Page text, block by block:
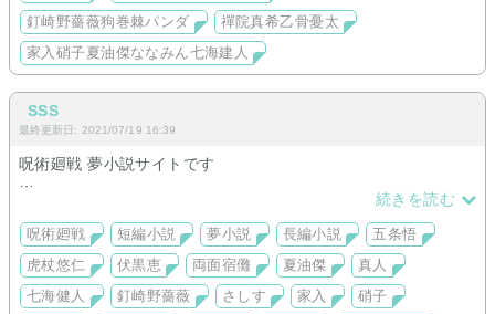
釘崎野薔薇狗巻棘パンダ
禪院真希乙骨憂太
家入硝子夏油傑ななみん七海建人
SSS
最終更新日: 2021/07/19 16:39
呪術廻戦 夢小説サイトです
続きを読む
呪術廻戦 短編小説 夢小説 長編小説
五条悟
虎杖悠仁
伏黒恵 両面宿儺 夏油傑
真人
七海健人
釘崎野薔薇 さしす 家入
硝子